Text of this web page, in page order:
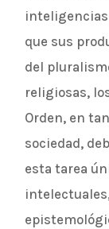
que sus
del
religiosas,
Orden, en
sociedad,
esta tarea